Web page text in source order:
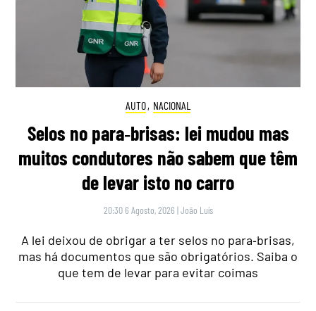
AUTO, NACIONAL
Selos no para‑brisas: lei mudou mas
muitos condutores não sabem que têm
de levar isto no carro
20:30 6 Agosto, 2026 |João Luís
A lei deixou de obrigar a ter selos no para‑brisas,
mas há documentos que são obrigatórios. Saiba o
que tem de levar para evitar coimas